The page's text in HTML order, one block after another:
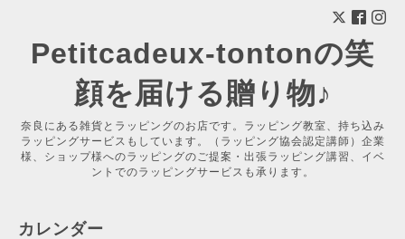
Petitcadeux-tontonの笑
顔を届ける贈り物♪
奈良にある雑貨とラッピングのお店です。ラッピング教室、持ち込み
ラッピングサービスもしています。（ラッピング協会認定講師）企業
様、ショップ様へのラッピングのご提案・出張ラッピング講習、イベ
ントでのラッピングサービスも承ります。
カレンダー